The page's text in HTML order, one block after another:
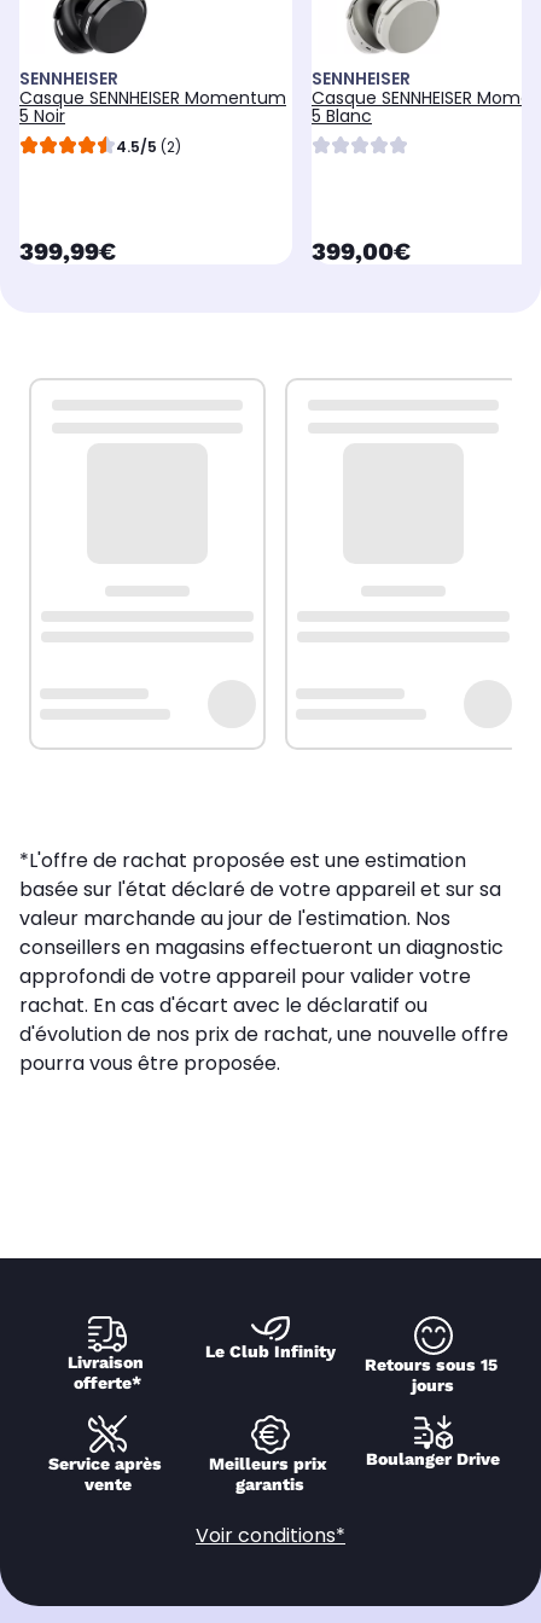
SENNHEISER
Casque SENNHEISER Momentum
5 Noir
4.5/5 (2)
currentPrice
399,99€
SENNHEISER
Casque SENNHEISER
5 Blanc
currentPrice
399,00€
*L'offre de rachat proposée est une estimation
basée sur l'état déclaré de votre appareil et sur sa
valeur marchande au jour de l'estimation. Nos
conseillers en magasins effectueront un diagnostic
approfondi de votre appareil pour valider votre
rachat. En cas d'écart avec le déclaratif ou
d'évolution de nos prix de rachat, une nouvelle offre
pourra vous être proposée.
Livraison
offerte*
Le Club Infinity
Retours sous 15
jours
Service après
vente
Meilleurs prix
garantis
Boulanger Drive
Voir conditions*